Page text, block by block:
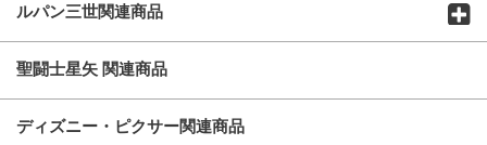
ルパン三世関連商品
聖闘士星矢 関連商品
ディズニー・ピクサー関連商品